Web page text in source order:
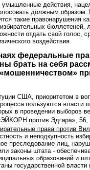
умышленные действия,
должным образом.
такие правонарушения
бюллетеней,
отдать свой голос,
воздействия.
федеральные
брать на себя
США, приоритетом в
пользуются
в проведении выборов
против Эдгара», 56,
права против
и неподкупность
преследование лиц,
законы штата -
образований и
государственной власти